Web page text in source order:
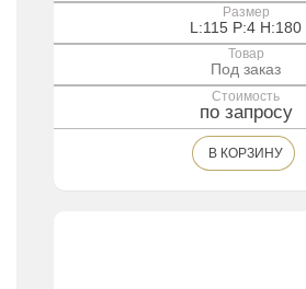
Размер
L:115 P:4 H:180
Товар
Под заказ
Стоимость
по запросу
В КОРЗИНУ